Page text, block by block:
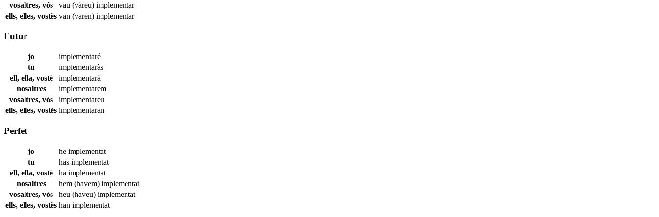
vosaltres, vós
vau (vàreu) implementar
ells, elles, vostès van (varen) implementar
Futur
jo
implementaré
tu
implementaràs
ell, ella, vostè
implementarà
nosaltres
implementarem
vosaltres, vós
implementareu
ells, elles, vostès implementaran
Perfet
jo he implementat
tu
has implementat
ell, ella, vostè
ha implementat
nosaltres
hem (havem) implementat
vosaltres, vós
heu (haveu) implementat
ells, elles, vostès han implementat